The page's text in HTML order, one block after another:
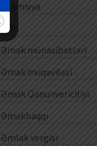
Ezamiyyə
ƏDV
Əmək münasibətləri
Əmək müqaviləsi
Əmək Qanunvericiliyi
Əməkhaqqı
Əmlak vergisi